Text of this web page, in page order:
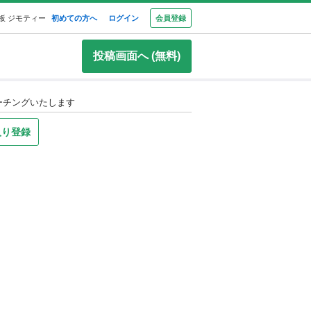
ジモティー 初めての方へ ログイン 会員登録
投稿画面へ (無料)
ングいたします
登録